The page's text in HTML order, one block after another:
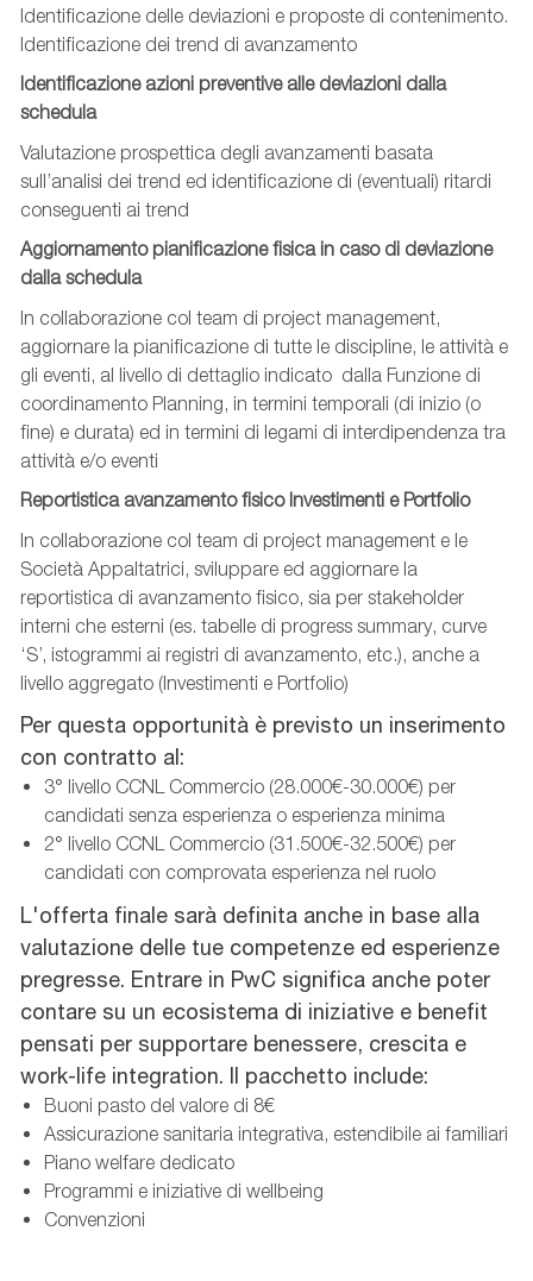
Identificazione delle deviazioni e proposte di contenimento.
Identificazione dei trend di avanzamento
Identificazione azioni preventive alle deviazioni dalla
schedula
Valutazione prospettica degli avanzamenti basata
sull’analisi dei trend ed identificazione di (eventuali) ritardi
conseguenti ai trend
Aggiornamento pianificazione fisica in caso di deviazione
dalla schedula
In collaborazione col team di project management,
aggiornare la pianificazione di tutte le discipline, le attività e
gli eventi, al livello di dettaglio indicato dalla Funzione di
coordinamento Planning, in termini temporali (di inizio (o
fine) e durata) ed in termini di legami di interdipendenza tra
attività e/o eventi
Reportistica avanzamento fisico Investimenti e Portfolio
In collaborazione col team di project management e le
Società Appaltatrici, sviluppare ed aggiornare la
reportistica di avanzamento fisico, sia per stakeholder
interni che esterni (es. tabelle di progress summary, curve
‘S’, istogrammi ai registri di avanzamento, etc.), anche a
livello aggregato (Investimenti e Portfolio)
Per questa opportunità è previsto un inserimento
con contratto al:
3° livello CCNL Commercio (28.000€-30.000€) per
candidati senza esperienza o esperienza minima
2° livello CCNL Commercio (31.500€-32.500€) per
candidati con comprovata esperienza nel ruolo
L'offerta finale sarà definita anche in base alla
valutazione delle tue competenze ed esperienze
pregresse. Entrare in PwC significa anche poter
contare su un ecosistema di iniziative e benefit
pensati per supportare benessere, crescita e
work-life integration. Il pacchetto include:
Buoni pasto del valore di 8€
Assicurazione sanitaria integrativa, estendibile ai familiari
Piano welfare dedicato
Programmi e iniziative di wellbeing
Convenzioni